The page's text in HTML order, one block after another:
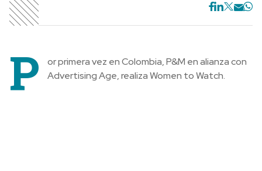
P
or primera vez en Colombia, P&M en alianza con
Advertising Age, realiza Women to Watch.